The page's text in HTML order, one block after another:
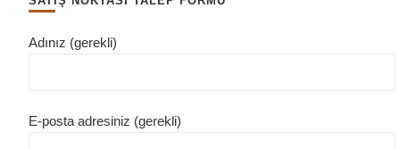
Adınız (gerekli)
E-posta adresiniz (gerekli)